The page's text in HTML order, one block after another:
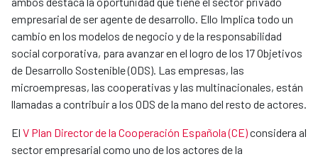
empresarial de ser agente de desarrollo. Ello Implica todo un
cambio en los modelos de negocio y de la responsabilidad
social corporativa, para avanzar en el logro de los 17 Objetivos
de Desarrollo Sostenible (ODS). Las empresas, las
microempresas, las cooperativas y las multinacionales, están
llamadas a contribuir a los ODS de la mano del resto de actores.
El V Plan Director de la Cooperación Española (CE)considera al
sector empresarial como uno de los actores de la